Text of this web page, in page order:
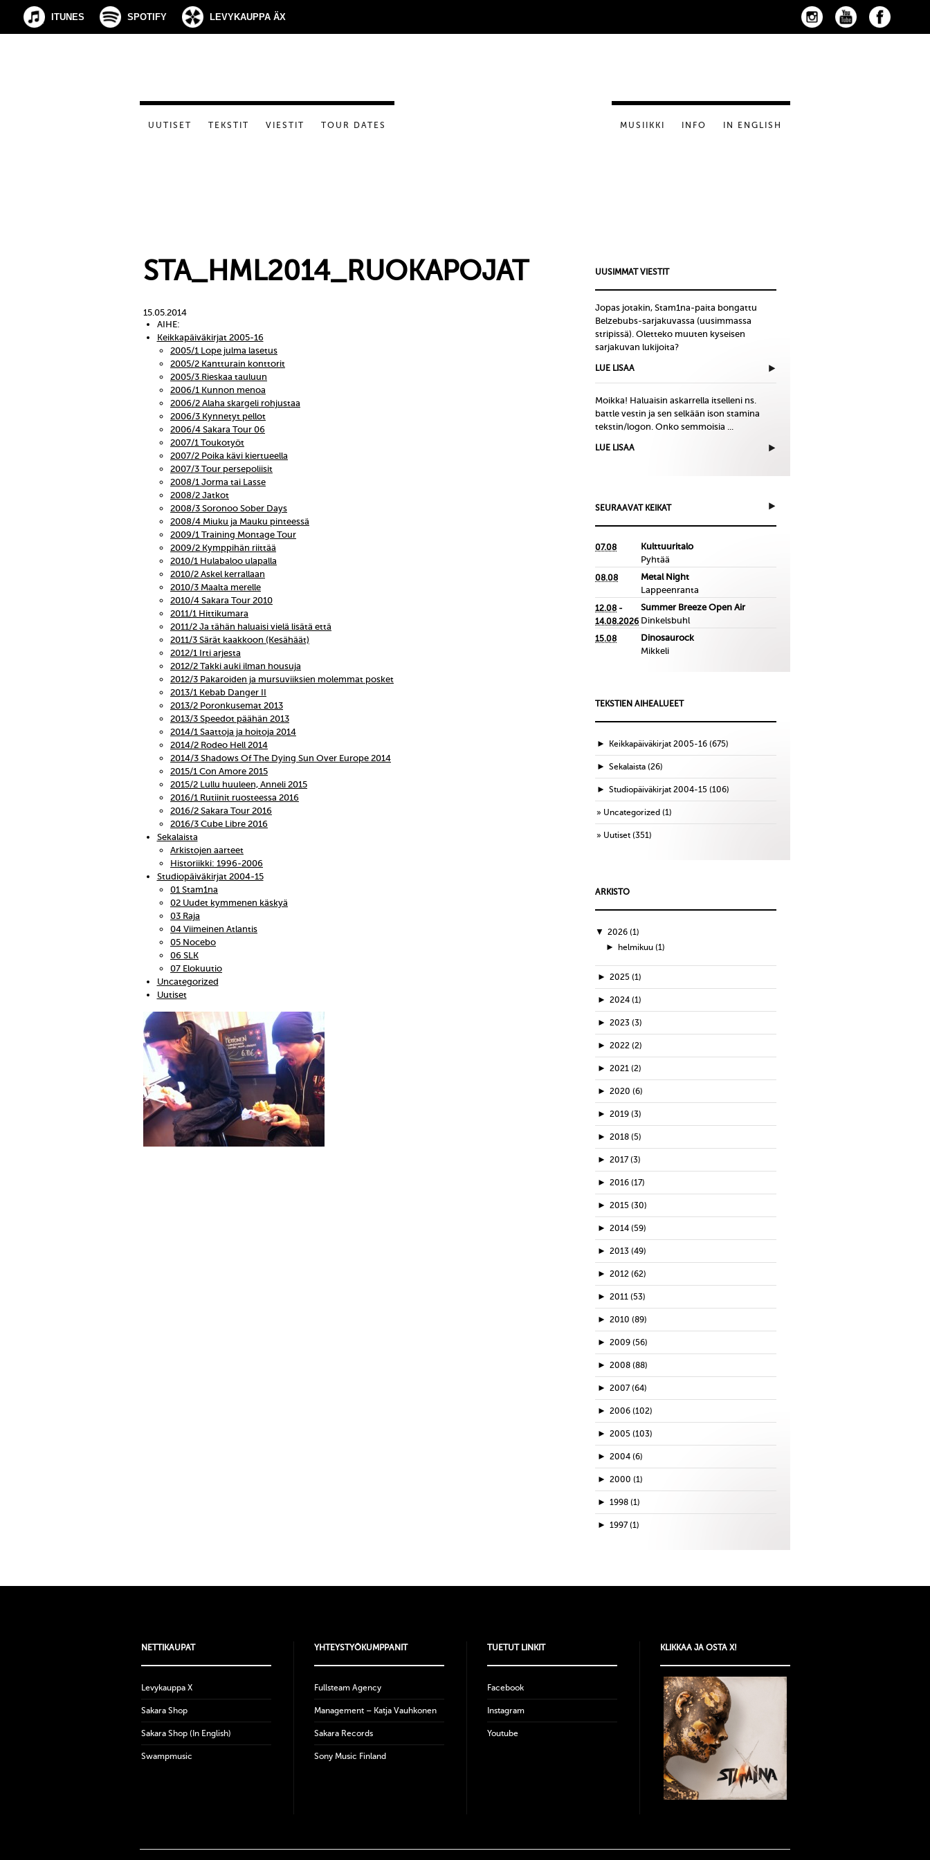
ITUNES SPOTIFY LEVYKAUPPA ÄX
UUTISET TEKSTIT VIESTIT TOUR DATES MUSIIKKI INFO IN ENGLISH
STA_HML2014_RUOKAPOJAT
15.05.2014
AIHE:
Keikkapäiväkirjat 2005-16
2005/1 Lope julma lasetus
2005/2 Kantturain konttorit
2005/3 Rieskaa tauluun
2006/1 Kunnon menoa
2006/2 Alaha skargeli rohjustaa
2006/3 Kynnetyt pellot
2006/4 Sakara Tour 06
2007/1 Toukotyöt
2007/2 Poika kävi kiertueella
2007/3 Tour persepoliisit
2008/1 Jorma tai Lasse
2008/2 Jatkot
2008/3 Soronoo Sober Days
2008/4 Miuku ja Mauku pinteessä
2009/1 Training Montage Tour
2009/2 Kymppihän riittää
2010/1 Hulabaloo ulapalla
2010/2 Askel kerrallaan
2010/3 Maalta merelle
2010/4 Sakara Tour 2010
2011/1 Hittikumara
2011/2 Ja tähän haluaisi vielä lisätä että
2011/3 Särät kaakkoon (Kesähäät)
2012/1 Irti arjesta
2012/2 Takki auki ilman housuja
2012/3 Pakaroiden ja mursuviiksien molemmat posket
2013/1 Kebab Danger II
2013/2 Poronkusemat 2013
2013/3 Speedot päähän 2013
2014/1 Saattoja ja hoitoja 2014
2014/2 Rodeo Hell 2014
2014/3 Shadows Of The Dying Sun Over Europe 2014
2015/1 Con Amore 2015
2015/2 Lullu huuleen, Anneli 2015
2016/1 Rutiinit ruosteessa 2016
2016/2 Sakara Tour 2016
2016/3 Cube Libre 2016
Sekalaista
Arkistojen aarteet
Historiikki: 1996-2006
Studiopäiväkirjat 2004-15
01 Stam1na
02 Uudet kymmenen käskyä
03 Raja
04 Viimeinen Atlantis
05 Nocebo
06 SLK
07 Elokuutio
Uncategorized
Uutiset
UUSIMMAT VIESTIT
Jopas jotakin, Stam1na-paita bongattu
Belzebubs-sarjakuvassa (uusimmassa
stripissä). Oletteko muuten kyseisen
sarjakuvan lukijoita?
LUE LISAA
Moikka! Haluaisin askarrella itselleni ns.
battle vestin ja sen selkään ison stamina
tekstin/logon. Onko semmoisia ...
LUE LISAA
SEURAAVAT KEIKAT
07.08
Kulttuuritalo
Pyhtää
08.08
Metal Night
Lappeenranta
12.08 -
14.08.2026
Summer Breeze Open Air
Dinkelsbuhl
15.08
Dinosaurock
Mikkeli
TEKSTIEN AIHEALUEET
► Keikkapäiväkirjat 2005-16 (675)
► Sekalaista (26)
► Studiopäiväkirjat 2004-15 (106)
Uncategorized (1)
Uutiset (351)
ARKISTO
▼ 2026 (1)
► helmikuu (1)
► 2025 (1)
► 2024 (1)
► 2023 (3)
► 2022 (2)
► 2021 (2)
► 2020 (6)
► 2019 (3)
► 2018 (5)
► 2017 (3)
► 2016 (17)
► 2015 (30)
► 2014 (59)
► 2013 (49)
► 2012 (62)
► 2011 (53)
► 2010 (89)
► 2009 (56)
► 2008 (88)
► 2007 (64)
► 2006 (102)
► 2005 (103)
► 2004 (6)
► 2000 (1)
► 1998 (1)
► 1997 (1)
NETTIKAUPAT
Levykauppa X
Sakara Shop
Sakara Shop (In English)
Swampmusic
YHTEYSTYÖKUMPPANIT
Fullsteam Agency
Management – Katja Vauhkonen
Sakara Records
Sony Music Finland
TUETUT LINKIT
Facebook
Instagram
Youtube
KLIKKAA JA OSTA X!